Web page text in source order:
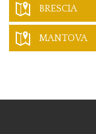
BRESCIA
MANTOVA